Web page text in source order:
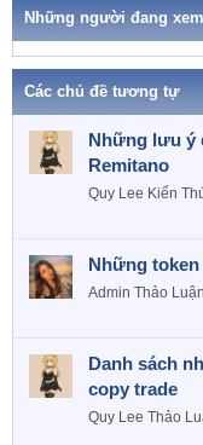
s
Những người đang
Các chủ đề tương tự
Những lưu ý
Remitano
Quy Lee Kiến
Những token
Admin Thảo Luận
Danh sách
copy trade
Quy Lee Thảo